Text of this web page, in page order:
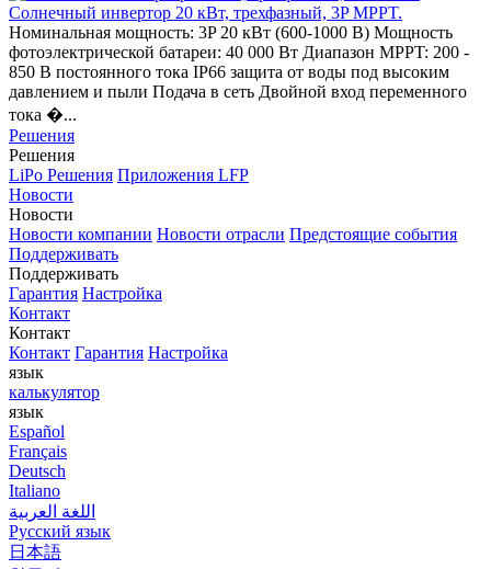
Солнечный инвертор 20 кВт, трехфазный, 3P MPPT.
Номинальная мощность: 3P 20 кВт (600-1000 В) Мощность
фотоэлектрической батареи: 40 000 Вт Диапазон MPPT: 200 -
850 В постоянного тока IP66 защита от воды под высоким
давлением и пыли Подача в сеть Двойной вход переменного
тока �...
Решения
Решения
LiPo Решения Приложения LFP
Новости
Новости
Новости компании Новости отрасли Предстоящие события
Поддерживать
Поддерживать
Гарантия Настройка
Контакт
Контакт
Контакт Гарантия Настройка
язык
калькулятор
язык
Español
Français
Deutsch
Italiano
اللغة العربية
Русский язык
日本語